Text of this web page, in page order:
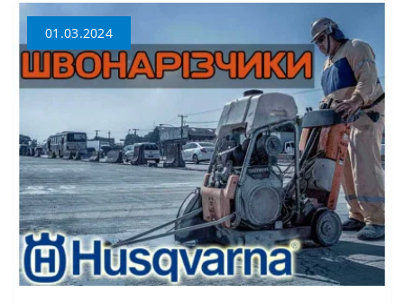
01.03.2024